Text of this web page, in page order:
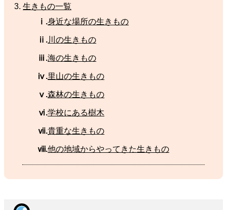
生きもの一覧
ⅰ.身近な場所の生きもの
ⅱ.川 の生きもの
ⅲ.海の生きもの
ⅳ.里山の生きもの
ⅴ.森林の生きもの
ⅵ.学校にある樹木
ⅶ.貴重な生きもの
ⅷ.他の地域からやってきた生きもの